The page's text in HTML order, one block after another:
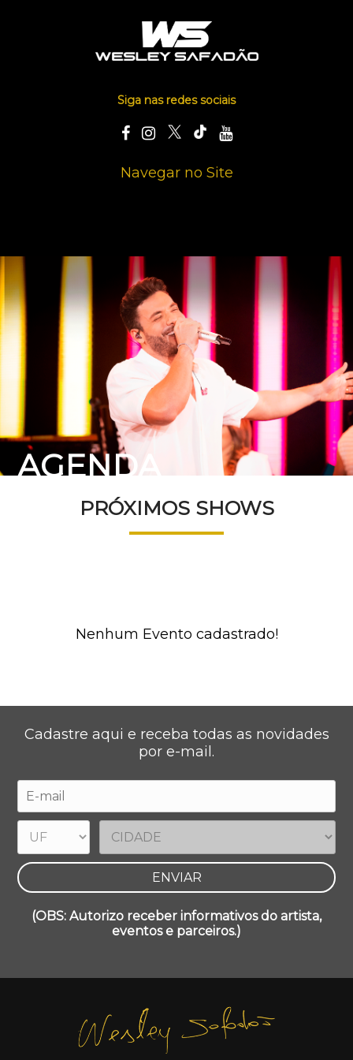
Siga nas redes sociais
Navegar no Site
AGENDA
PRÓXIMOS SHOWS
Nenhum Evento cadastrado!
Cadastre aqui e receba todas as novidades
por e-mail.
(OBS: Autorizo receber informativos do artista,
eventos e parceiros.)